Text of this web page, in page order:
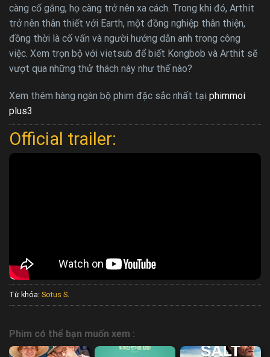
càng cố gắng, họ càng trở nên xa cách. Trong khi đó, Arthit
trở nên thân thiết với Earth, một đồng nghiệp thân thiện,
đồng thời là cố vấn và người hướng dẫn anh trong công
việc. Xem trọn bộ với vietsub để biết Kongbob và Arthit sẽ
vượt qua những thử thách này như thế nào?
Xem thêm hàng ngàn bộ phim đặc sắc nhất tại phimmoi
plus3
Official trailer:
Từ khóa: Sotus S
Phim có thể bạn muốn xem :